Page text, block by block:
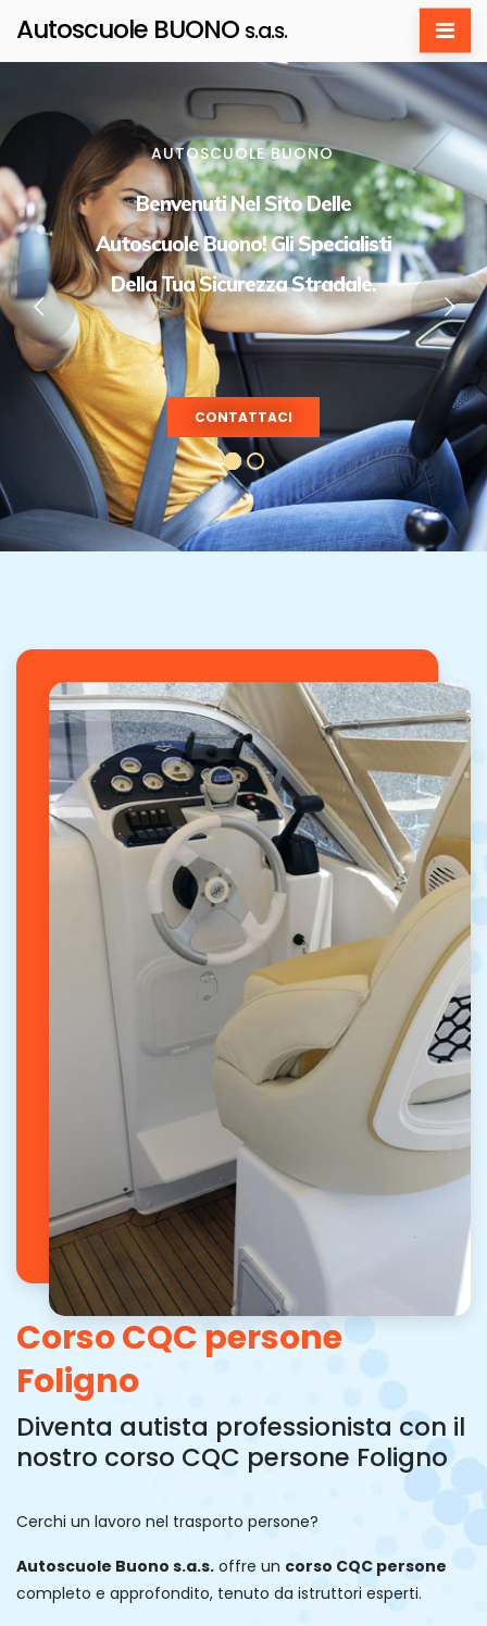
Autoscuole BUONO s.a.s.
AUTOSCUOLE BUONO
Benvenuti Nel Sito Delle
Autoscuole Buono! Gli Specialisti
Della Tua Sicurezza Stradale.
CONTATTACI
Corso CQC persone
Foligno
Diventa autista professionista con il
nostro corso CQC persone Foligno
Cerchi un lavoro nel trasporto persone?
Autoscuole Buono s.a.s. offre un corso CQC persone
completo e approfondito, tenuto da istruttori esperti.